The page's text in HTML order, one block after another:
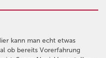
kann man echt etwas
ob bereits Vorerfahrung